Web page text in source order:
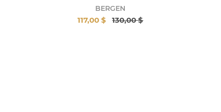
BERGEN
117,00 $ 130,00 $